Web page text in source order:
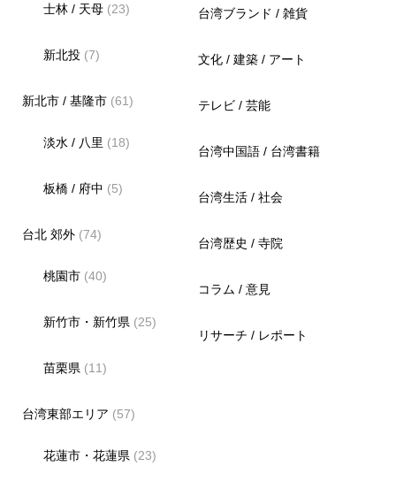
士林 / 天母 (23)
新北投 (7)
新北市 / 基隆市(61)
淡水 / 八里 (18)
板橋 / 府中 (5)
台北 郊外(74)
桃園市 (40)
新竹市・新竹県 (25)
苗栗県 (11)
台湾東部エリア (57)
花蓮市・花蓮県 (23)
台湾ブランド / 雑貨
文化 / 建築 / アート
テレビ / 芸能
台湾中国語 / 台湾書籍
台湾生活 / 社会
台湾歴史 / 寺院
コラム / 意見
リサーチ / レポート